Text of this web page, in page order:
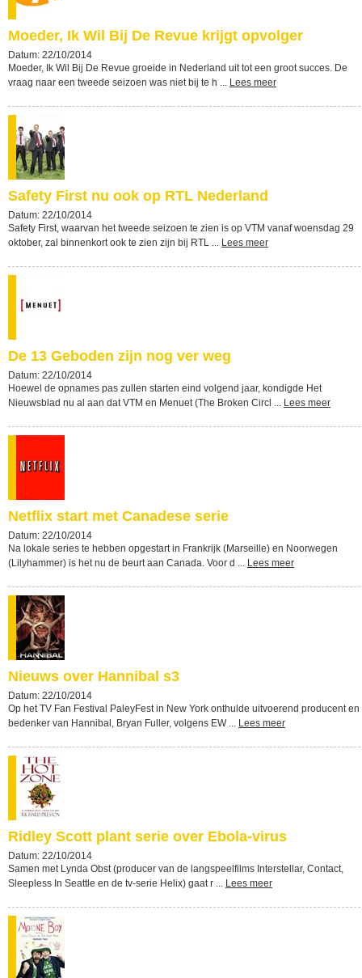
Moeder, Ik Wil Bij De Revue krijgt opvolger
Datum: 22/10/2014
Moeder, Ik Wil Bij De Revue groeide in Nederland uit tot een groot succes. De
vraag naar een tweede seizoen was niet bij te h ... Lees meer
Safety First nu ook op RTL Nederland
Datum: 22/10/2014
Safety First, waarvan het tweede seizoen te zien is op VTM vanaf woensdag 29
oktober, zal binnenkort ook te zien zijn bij RTL ... Lees meer
De 13 Geboden zijn nog ver weg
Datum: 22/10/2014
Hoewel de opnames pas zullen starten eind volgend jaar, kondigde Het
Nieuwsblad nu al aan dat VTM en Menuet (The Broken Circl ... Lees meer
Netflix start met Canadese serie
Datum: 22/10/2014
Na lokale series te hebben opgestart in Frankrijk (Marseille) en Noorwegen
(Lilyhammer) is het nu de beurt aan Canada. Voor d ... Lees meer
Nieuws over Hannibal s3
Datum: 22/10/2014
Op het TV Fan Festival PaleyFest in New York onthulde uitvoerend producent en
bedenker van Hannibal, Bryan Fuller, volgens EW ... Lees meer
Ridley Scott plant serie over Ebola-virus
Datum: 22/10/2014
Samen met Lynda Obst (producer van de langspeelfilms Interstellar, Contact,
Sleepless In Seattle en de tv-serie Helix) gaat r ... Lees meer